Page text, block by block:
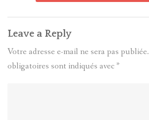
Leave a Reply
Votre adresse e-mail ne sera pas publiée.
obligatoires sont indiqués avec*